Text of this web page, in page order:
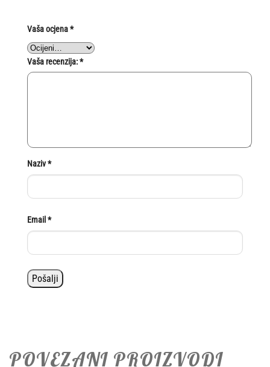
Vaša ocjena*
Vaša recenzija:*
Naziv*
Email *
POVEZANI PROIZVODI